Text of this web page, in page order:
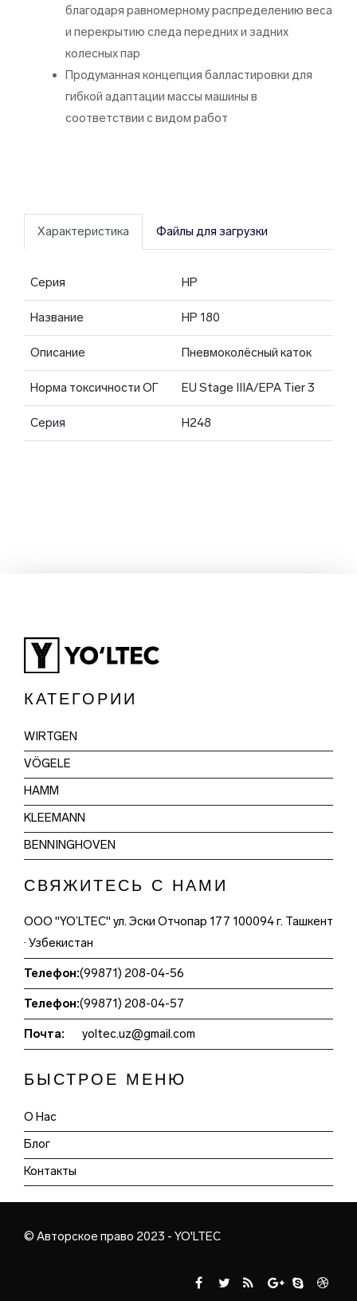
благодаря равномерному распределению веса
и перекрытию следа передних и задних
колесных пар
Продуманная концепция балластировки для
гибкой адаптации массы машины в
соответствии с видом работ
Характеристика Файлы для загрузки
Серия HP
Название HP 180
Описание Пневмоколёсный каток
Норма токсичности ОГ EU Stage IIIA/EPA Tier 3
Серия H248
КАТЕГОРИИ
WIRTGEN
VÖGELE
HAMM
KLEEMANN
BENNINGHOVEN
СВЯЖИТЕСЬ С НАМИ
ООО "YO’LTEC" ул. Эски Отчопар 177 100094 г. Ташкент
· Узбекистан
Телефон:(99871) 208-04-56
Телефон:(99871) 208-04-57
Почта: yoltec.uz@gmail.com
БЫСТРОЕ МЕНЮ
О Нас
Блог
Контакты
© Авторское право 2023 - YO'LTEC